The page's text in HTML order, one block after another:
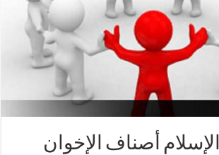
أصناف الإخوان‏